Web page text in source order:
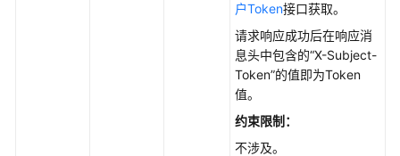
户Token接口获取。
请求响应成功后在响应消
息头中包含的“X-Subject-
Token”的值即为Token
值。
约束限制：
不涉及。